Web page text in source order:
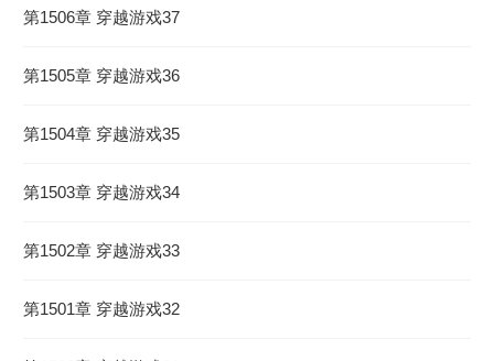
第1506章 穿越游戏37
第1505章 穿越游戏36
第1504章 穿越游戏35
第1503章 穿越游戏34
第1502章 穿越游戏33
第1501章 穿越游戏32